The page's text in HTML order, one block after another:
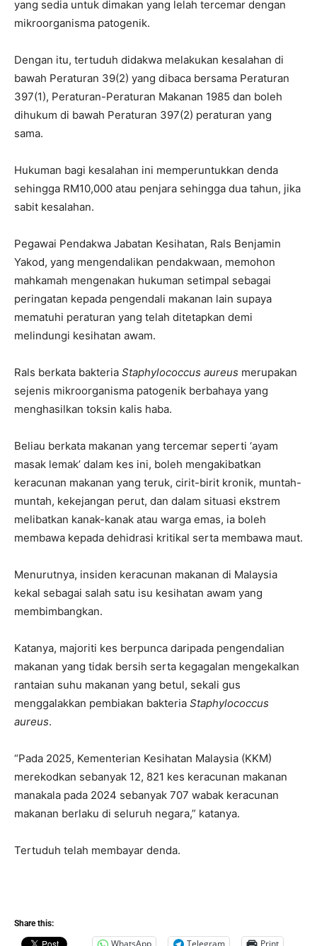
yang sedia untuk dimakan yang lelah tercemar dengan
mikroorganisma patogenik.
Dengan itu, tertuduh didakwa melakukan kesalahan di
bawah Peraturan 39(2) yang dibaca bersama Peraturan
397(1), Peraturan-Peraturan Makanan 1985 dan boleh
dihukum di bawah Peraturan 397(2) peraturan yang
sama.
Hukuman bagi kesalahan ini memperuntukkan denda
sehingga RM10,000 atau penjara sehingga dua tahun, jika
sabit kesalahan.
Pegawai Pendakwa Jabatan Kesihatan, Rals Benjamin
Yakod, yang mengendalikan pendakwaan, memohon
mahkamah mengenakan hukuman setimpal sebagai
peringatan kepada pengendali makanan lain supaya
mematuhi peraturan yang telah ditetapkan demi
melindungi kesihatan awam.
Rals berkata bakteria Staphylococcus aureus merupakan
sejenis mikroorganisma patogenik berbahaya yang
menghasilkan toksin kalis haba.
Beliau berkata makanan yang tercemar seperti ‘ayam
masak lemak’ dalam kes ini, boleh mengakibatkan
keracunan makanan yang teruk, cirit-birit kronik, muntah-
muntah, kekejangan perut, dan dalam situasi ekstrem
melibatkan kanak-kanak atau warga emas, ia boleh
membawa kepada dehidrasi kritikal serta membawa maut.
Menurutnya, insiden keracunan makanan di Malaysia
kekal sebagai salah satu isu kesihatan awam yang
membimbangkan.
Katanya, majoriti kes berpunca daripada pengendalian
makanan yang tidak bersih serta kegagalan mengekalkan
rantaian suhu makanan yang betul, sekali gus
menggalakkan pembiakan bakteria Staphylococcus
aureus.
“Pada 2025, Kementerian Kesihatan Malaysia (KKM)
merekodkan sebanyak 12, 821 kes keracunan makanan
manakala pada 2024 sebanyak 707 wabak keracunan
makanan berlaku di seluruh negara,” katanya.
Tertuduh telah membayar denda.
Share this: